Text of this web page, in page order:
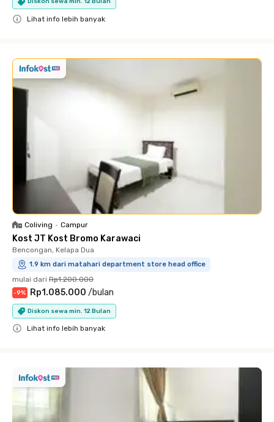
Lihat info lebih banyak
Coliving • Campur
Kost JT Kost Bromo Karawaci
Bencongan, Kelapa Dua
1.9 km dari matahari department store head office
mulai dari Rp1.200.000
-9% Rp1.085.000 /bulan
Diskon sewa min. 12 Bulan
Lihat info lebih banyak